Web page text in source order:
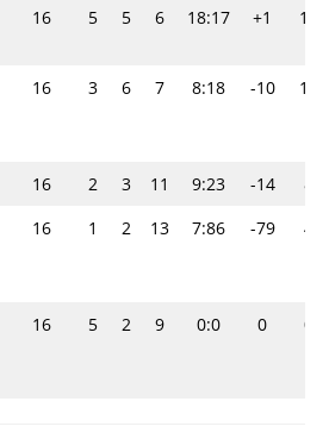
16 5 5 6 18:17 +1 17
16 3 6 7 8:18 -10 12
16 2 3 11 9:23 -14
8
16 1 2 13 7:86 -79 4
16 5 2 9 0:0 0 0